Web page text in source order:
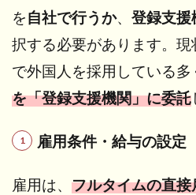
を自社で行うか、 登録支援
択する必要があります。
で外国人を採用している多
を「登録支援機関」に委託
雇用条件・給与の設定
雇用は、 フルタイムの直接